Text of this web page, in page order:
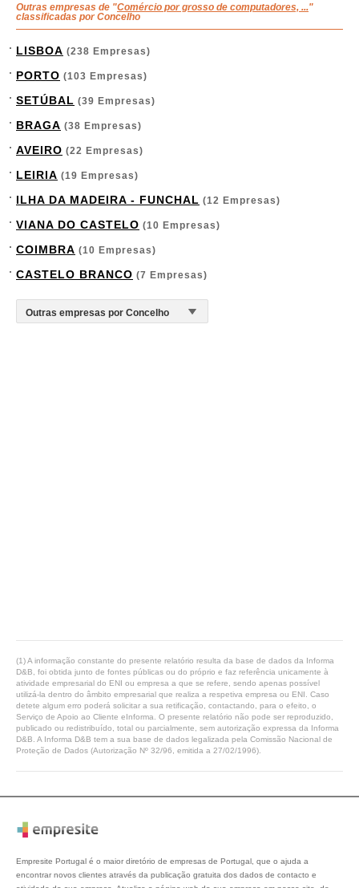
Outras empresas de "Comércio por grosso de computadores, ..."
classificadas por Concelho
LISBOA (238 Empresas)
PORTO (103 Empresas)
SETÚBAL (39 Empresas)
BRAGA (38 Empresas)
AVEIRO (22 Empresas)
LEIRIA (19 Empresas)
ILHA DA MADEIRA - FUNCHAL (12 Empresas)
VIANA DO CASTELO (10 Empresas)
COIMBRA (10 Empresas)
CASTELO BRANCO (7 Empresas)
(1) A informação constante do presente relatório resulta da base de dados da Informa
D&B, foi obtida junto de fontes públicas ou do próprio e faz referência unicamente à
atividade empresarial do ENI ou empresa a que se refere, sendo apenas possível
utilizá-la dentro do âmbito empresarial que realiza a respetiva empresa ou ENI. Caso
detete algum erro poderá solicitar a sua retificação, contactando, para o efeito, o
Serviço de Apoio ao Cliente eInforma. O presente relatório não pode ser reproduzido,
publicado ou redistribuído, total ou parcialmente, sem autorização expressa da Informa
D&B. A Informa D&B tem a sua base de dados legalizada pela Comissão Nacional de
Proteção de Dados (Autorização Nº 32/96, emitida a 27/02/1996).
Empresite Portugal é o maior diretório de empresas de Portugal, que o ajuda a
encontrar novos clientes através da publicação gratuita dos dados de contacto e